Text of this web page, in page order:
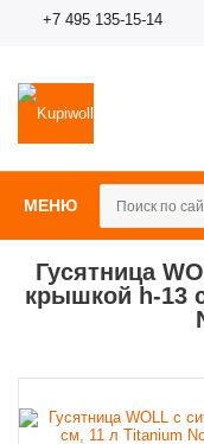
+7 495 135-15-14
МЕНЮ
Гусятница
крышкой h-13